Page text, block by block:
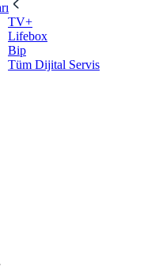
TV+
Lifebox
Bip
Tüm Dijital Servis